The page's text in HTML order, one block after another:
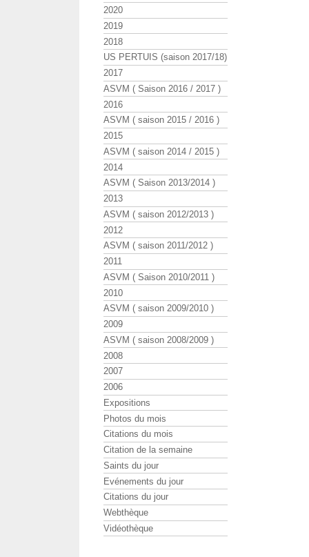
2020
2019
2018
US PERTUIS (saison 2017/18)
2017
ASVM ( Saison 2016 / 2017 )
2016
ASVM ( saison 2015 / 2016 )
2015
ASVM ( saison 2014 / 2015 )
2014
ASVM ( Saison 2013/2014 )
2013
ASVM ( saison 2012/2013 )
2012
ASVM ( saison 2011/2012 )
2011
ASVM ( Saison 2010/2011 )
2010
ASVM ( saison 2009/2010 )
2009
ASVM ( saison 2008/2009 )
2008
2007
2006
Expositions
Photos du mois
Citations du mois
Citation de la semaine
Saints du jour
Evénements du jour
Citations du jour
Webthèque
Vidéothèque